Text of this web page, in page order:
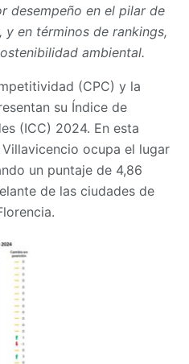
desempeño en el pilar de
en términos de rankings,
ambiental.
(CPC) y la
su Índice de
(ICC) 2024. En esta
ocupa el lugar
un puntaje de 4,86
de las ciudades de